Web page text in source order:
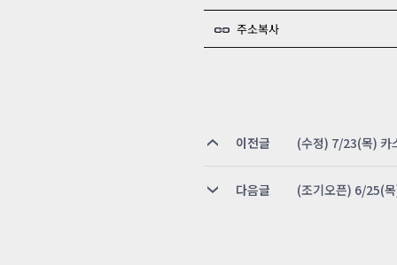
주소복사
이전글 (수정) 7/23(목) 카
다음글 (조기오픈) 6/25(